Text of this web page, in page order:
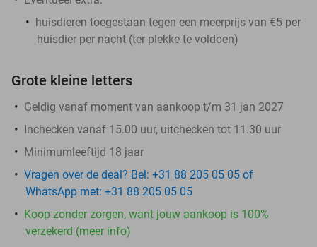
huisdieren toegestaan tegen een meerprijs van €5 per
huisdier per nacht (ter plekke te voldoen)
Grote kleine letters
Geldig vanaf moment van aankoop t/m 31 jan 2027
Inchecken vanaf 15.00 uur, uitchecken tot 11.30 uur
Minimumleeftijd 18 jaar
Vragen over de deal? Bel: +31 88 205 05 05 of
WhatsApp met: +31 88 205 05 05
Koop zonder zorgen, want jouw aankoop is 100%
verzekerd (meer info)